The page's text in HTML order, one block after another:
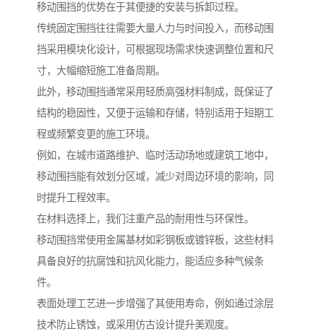
移动围挡的优势在于其便捷的安装与拆卸过程。
传统固定围挡往往需要大量人力与时间投入，而移动围
挡采用模块化设计，可根据现场需求快速调整位置和尺
寸，大幅缩短施工准备周期。
此外，移动围挡通常采用轻质高强材料制成，既保证了
结构的稳固性，又便于运输和存储，特别适用于短期工
程或频繁变更的施工环境。
例如，在城市道路维护、临时活动场地或建筑工地中，
移动围挡能有效划分区域，减少对周边环境的影响，同
时提升工程效率。
在材料选择上，我们注重产品的耐用性与环保性。
移动围挡常使用金属基材如彩钢板或镀锌板，这些材料
具备良好的抗腐蚀和抗风化能力，能适应多种气候条
件。
表面处理工艺进一步增强了其使用寿命，例如通过涂层
技术防止锈蚀，或采用仿古设计提升美观度。